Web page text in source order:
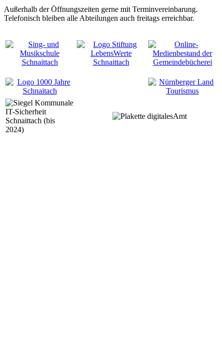
Außerhalb der Öffnungszeiten gerne mit Terminvereinbarung.
Telefonisch bleiben alle Abteilungen auch freitags erreichbar.